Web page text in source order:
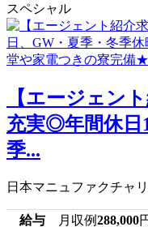
スペシャル
【エージェン
充実◎年間休日
季...
日本マニュファクチャ
給与 月収例288,000